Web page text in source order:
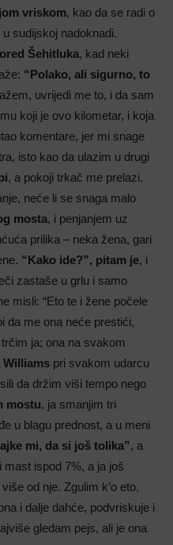
vriskom, kao da se radi o
sudijskoj nadoknadi.
Šehitluka, kad neki
“Polako, ali sigurno, to
uvrijedi me to, i da sam
koji je ovo kilometar, i koja
komentare, jer mi snage
isto kao da ulazim u drugi
, a pokoji trkač me prelazi.
neće li se snaga malo
mosta, i penjanjem uz
prilika – neka žena, gari
“Kako ide?”, pitam je, i
zastaše u grlu i samo
misli: “Eto te i žene počele
da me ona neće prestići,
ja; ona na svakom
Williams pri svakom udarcu
da držim viši tempo nego
mostu, ja smanjim tri
u blagu prednost, a u meni
mi, da si još tolika”, a
ispod 7%, a ja još
od nje. Zgulim k’o eto,
i dalje dahće, podvriskuje i
gledam pejs, ali je ona